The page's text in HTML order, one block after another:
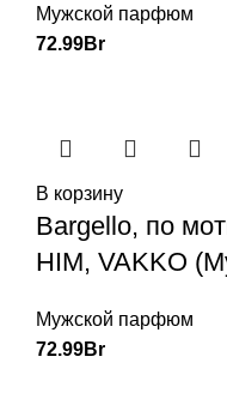
Мужской парфюм
72.99Br
В корзину
Bargello, по
HIM, VAKKO
Мужской парфюм
72.99Br